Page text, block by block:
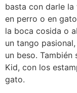
basta con darle
en perro o en
la boca cosida o
un tango
un beso.
Kid, con los
gato.